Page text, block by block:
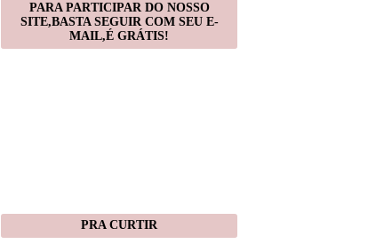
PARA PARTICIPAR DO NOSSO
SITE,BASTA SEGUIR COM SEU E-
MAIL,É GRÁTIS!
PRA CURTIR